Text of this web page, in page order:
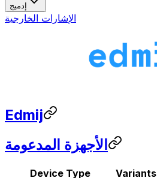
إدميج
الإشارات الخارجية
Edmij
الأجهزة المدعومة
Device Type Variants